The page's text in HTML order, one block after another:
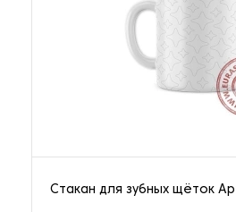
Стакан для зубных щёток